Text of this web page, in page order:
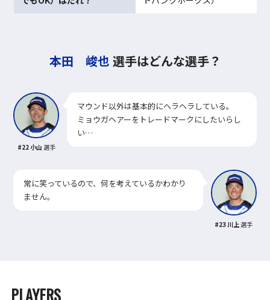
本田 峻也 選手はどんな選手？
#22 小山 選手
マウンド以外は基本的にヘラヘラしている。
ミョウガヘアーをトレードマークにしたいらし
い…
常に笑っているので、何を考えているかわかり
ません。
#23 川上選手
PLAYERS